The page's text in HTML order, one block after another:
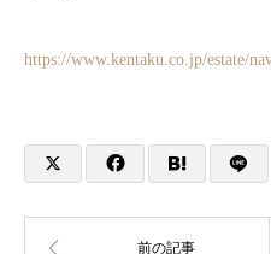
https://www.kentaku.co.jp/estate/